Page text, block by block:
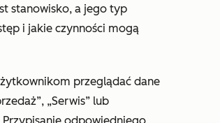
stanowisko, a jego typ
i jakie czynności mogą
przeglądać dane
„Serwis” lub